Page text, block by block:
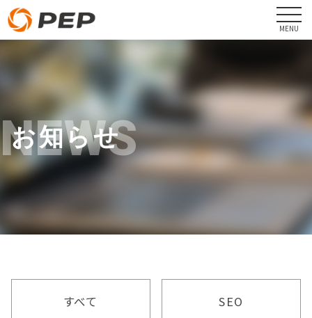
NEWS
お知らせ
すべて SEO